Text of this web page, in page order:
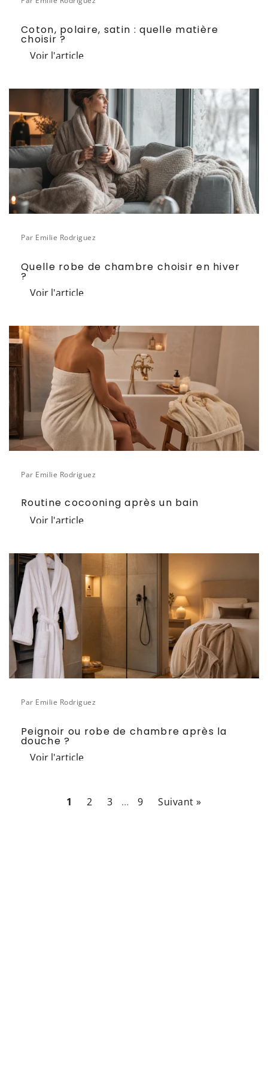
Coton, polaire, satin : quelle matière
choisir ?
Voir l'article
Par Emilie Rodriguez
Quelle robe de chambre choisir en hiver
?
Voir l'article
Par Emilie Rodriguez
Routine cocooning après un bain
Voir l'article
Par Emilie Rodriguez
Peignoir ou robe de chambre après la
douche ?
Voir l'article
1 2 3 … 9 Suivant »